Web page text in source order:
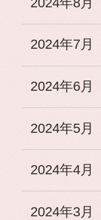
2024年7月
2024年6月
2024年5月
2024年4月
2024年3月